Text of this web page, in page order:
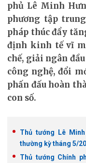
phủ Lê Minh
phương tập
pháp thúc đẩy
định kinh tế vĩ
chế, giải ngân
công nghệ, đổi
phấn đấu hoàn
con số.
Thủ tướng Lê
thường kỳ tháng 5/
Thủ tướng Chính